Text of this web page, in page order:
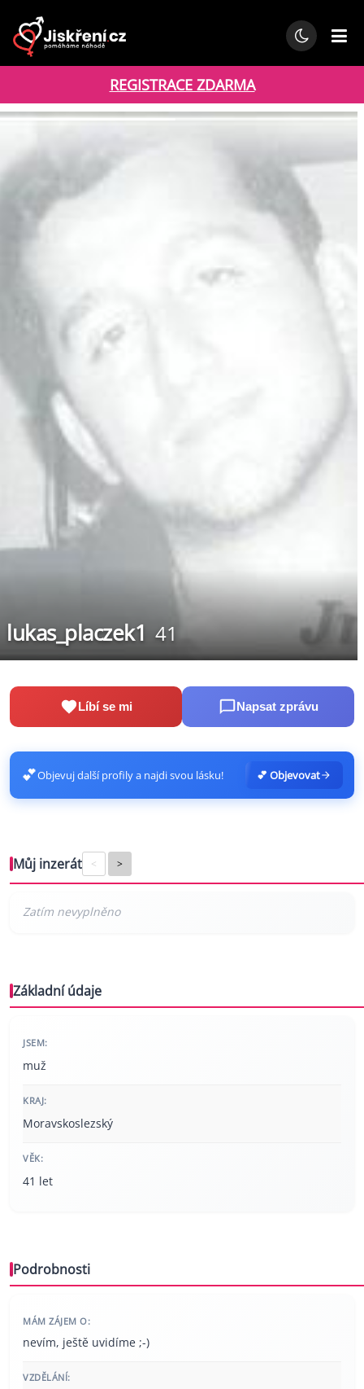
REGISTRACE ZDARMA
lukas_placzek1 41
Líbí se mi Napsat zprávu
💕Objevuj další profily a najdi svou lásku! 💕 Objevovat
Můj inzerát < >
Základní údaje
JSEM:
muž
KRAJ:
Moravskoslezský
VĚK:
41 let
Podrobnosti
MÁM ZÁJEM O:
nevím, ještě uvidíme ;-)
VZDĚLÁNÍ: